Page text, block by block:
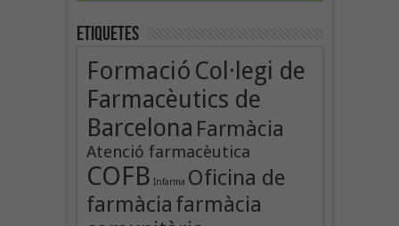
Etiquetes
Formació Col·legi de
Farmacèutics de
Barcelona Farmàcia
Atenció farmacèutica
COFB Infarma Oficina de
farmàcia farmàcia